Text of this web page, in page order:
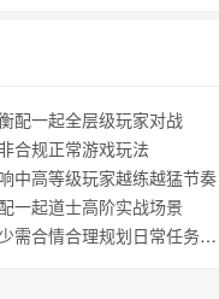
配一起全层级玩家对战
合规正常游戏玩法
中高等级玩家越练越猛节奏
一起道士高阶实战场景
合情合理规划日常任务节奏